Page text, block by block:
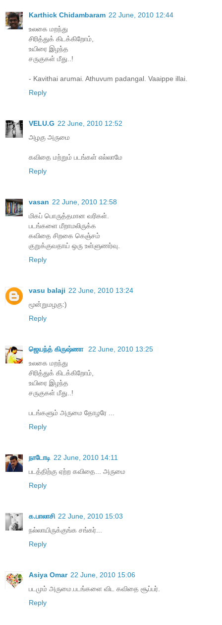
Karthick Chidambaram 22 June, 2010 12:44
உலகை மறந்து
சிரித்துக் கிடக்கிறோம்,
உயிரை இழந்த
சருகுகள் மீது..!
- Kavithai arumai. Athuvum padangal. Vaaippe illai.
Reply
VELU.G 22 June, 2010 12:52
அழகு அருமை
கவிதை மற்றும் படங்கள் எல்லாமே
Reply
vasan 22 June, 2010 12:58
மிக‌ப் பொருத்த‌மான‌ வ‌ரிக‌ள்.
ப‌ட‌ங்க‌ளை மீறாம‌லிருக்க‌
க‌விதை சிற‌கை கெஞ்ச‌ம்
குறுக்குவ‌தாய் ஒரு உள்ளுண‌ர்வு.
Reply
vasu balaji 22 June, 2010 13:24
மூன்றுமழகு:)
Reply
ஜெயந்த் கிருஷ்ணா
22 June, 2010 13:25
உலகை மறந்து
சிரித்துக் கிடக்கிறோம்,
உயிரை இழந்த
சருகுகள் மீது..!
படங்களும் அருமை தோழரே ...
Reply
நாடோடி 22 June, 2010 14:11
ப‌ட‌த்திற்கு ஏற்ற‌ க‌விதை... அருமை
Reply
க.பாலாசி 22 June, 2010 15:03
நல்லாயிருக்குங்க சங்கர்...
Reply
Asiya Omar 22 June, 2010 15:06
படமும் அருமை.படங்களை விட கவிதை சூப்பர்.
Reply